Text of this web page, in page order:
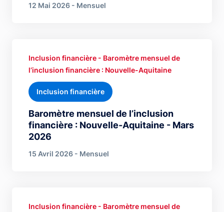
12 Mai 2026 - Mensuel
Baromètre mensuel de l’inclusion
financière : Nouvelle-Aquitaine - Mars
2026
Inclusion financière - Baromètre mensuel de
l’inclusion financière : Nouvelle-Aquitaine
Inclusion financière
15 Avril 2026 - Mensuel
Inclusion financière - Baromètre mensuel de